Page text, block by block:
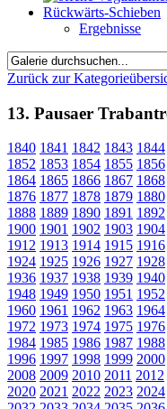
Ergebnisse
Zurück zur
13. Pausaer
1840 1841 1842 1843 1844
1852 1853 1854 1855 1856
1864 1865 1866 1867 1868
1876 1877 1878 1879 1880
1888 1889 1890 1891 1892
1900 1901 1902 1903 1904
1912 1913 1914 1915 1916
1924 1925 1926 1927 1928
1936 1937 1938 1939 1940
1948 1949 1950 1951 1952
1960 1961 1962 1963 1964
1972 1973 1974 1975 1976
1984 1985 1986 1987 1988
1996 1997 1998 1999 2000
2008 2009 2010 2011 2012
2020 2021 2022 2023 2024